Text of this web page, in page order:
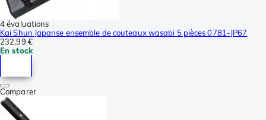
4 évaluations
Kai Shun Japanse ensemble de couteaux wasabi 5 pièces 0781-JP67
232,99 €
En stock
Comparer